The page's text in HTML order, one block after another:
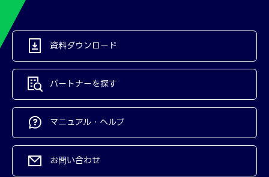
資料ダウンロード
パートナーを探す
マニュアル・ヘルプ
お問い合わせ